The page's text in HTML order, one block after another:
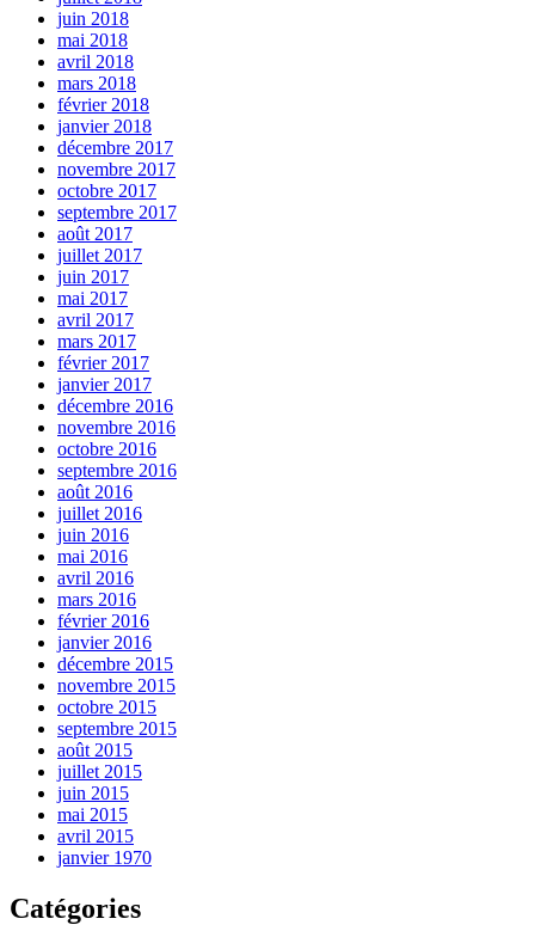
juin 2018
mai 2018
avril 2018
mars 2018
février 2018
janvier 2018
décembre 2017
novembre 2017
octobre 2017
septembre 2017
août 2017
juillet 2017
juin 2017
mai 2017
avril 2017
mars 2017
février 2017
janvier 2017
décembre 2016
novembre 2016
octobre 2016
septembre 2016
août 2016
juillet 2016
juin 2016
mai 2016
avril 2016
mars 2016
février 2016
janvier 2016
décembre 2015
novembre 2015
octobre 2015
septembre 2015
août 2015
juillet 2015
juin 2015
mai 2015
avril 2015
janvier 1970
Catégories